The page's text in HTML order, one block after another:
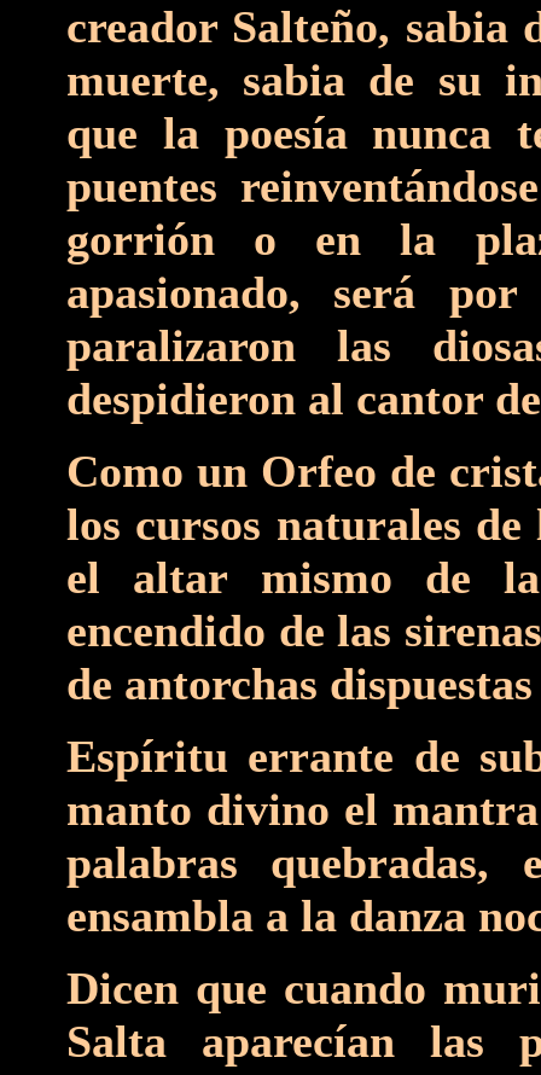
creador Salteño, sabia
muerte, sabia de su
que la poesía nunca
puentes
gorrión o en la
apasionado, será
paralizaron las
despidieron al cantor
Como un Orfeo de
los cursos naturales
el altar mismo de
encendido de las
de antorchas
Espíritu errante de
manto divino el
palabras
ensambla a la danza
Dicen que cuando
Salta aparecían las